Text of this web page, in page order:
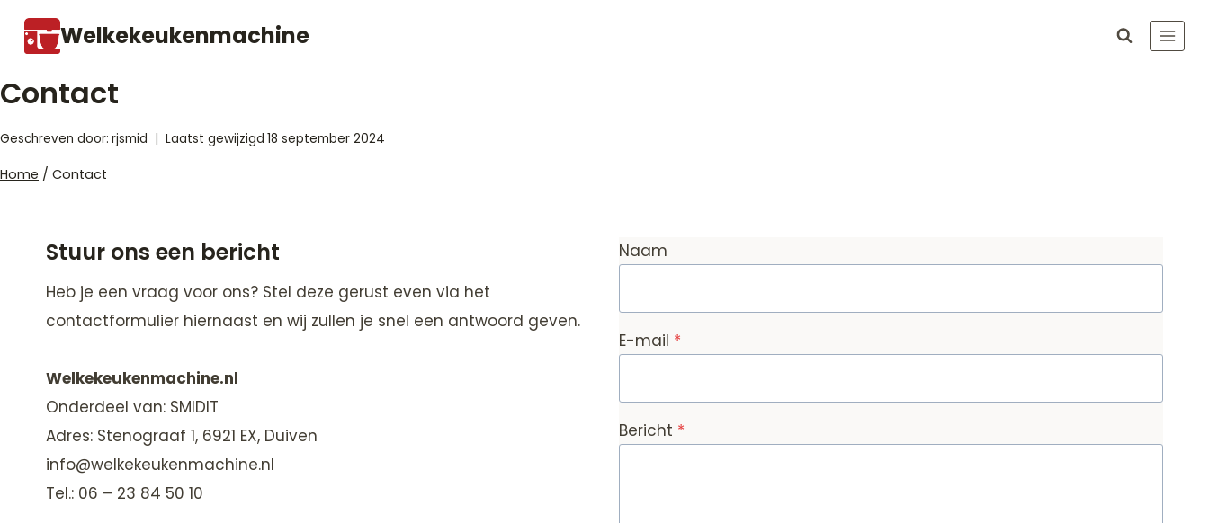
Doorgaan
naar
Welkekeukenmachine
Contact
Geschreven door: rjsmid Laatst gewijzigd 18 september 2024
Home / Contact
Stuur ons een bericht
Heb je een vraag voor ons? Stel deze gerust even via het
contactformulier hiernaast en wij zullen je snel een antwoord geven.
Welkekeukenmachine.nl
Onderdeel van: SMIDIT
Adres: Stenograaf 1, 6921 EX, Duiven
info@welkekeukenmachine.nl
Tel.: 06 – 23 84 50 10
Naam
E-mail *
Bericht *